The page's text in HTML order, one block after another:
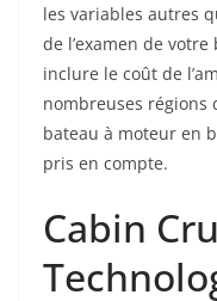
les variables autres
de l’examen de
inclure le coût de
nombreuses régions
bateau à moteur en
pris en compte.
Cabin